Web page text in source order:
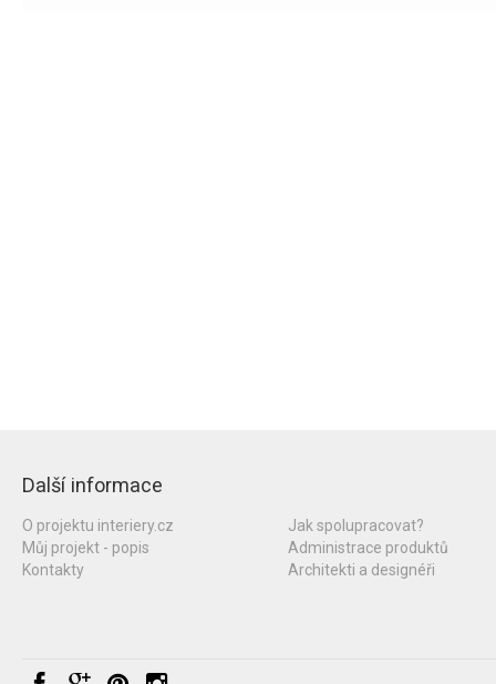
Další informace
O projektu interiery.cz
Můj projekt - popis
Kontakty
Jak spolupracovat?
Administrace produktů
Architekti a designéři